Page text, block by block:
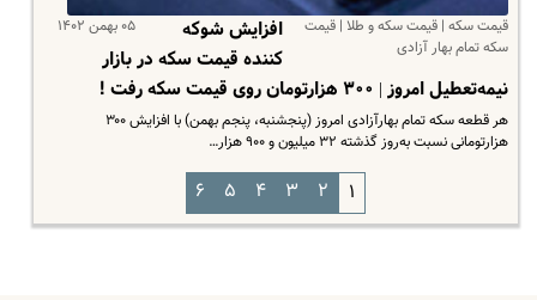
قیمت سکه | قیمت سکه و طلا | قیمت
سکه تمام بهار آزادی
۰۵ بهمن ۱۴۰۲
افزایش شوکه
کننده قیمت سکه در بازار
نیمه‌تعطیل امروز | ۳۰۰ هزارتومان روی قیمت سکه رفت !
هر قطعه سکه تمام بهارآزادی امروز (پنجشنبه، پنجم بهمن) با افزایش ۳۰۰
هزارتومانی نسبت به‌روز گذشته ۳۲ میلیون و ۹۰۰ هزار…
۱ ۲ ۳ ۴ ۵ ۶